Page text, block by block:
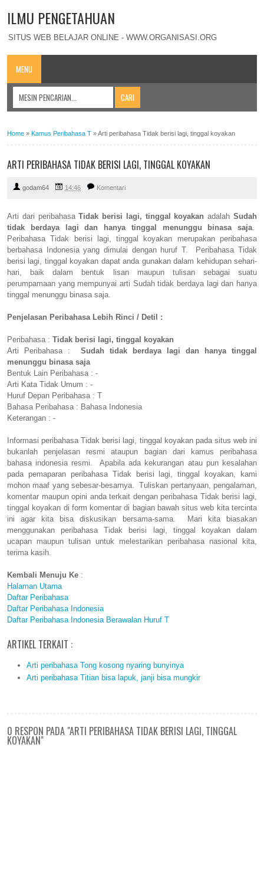
ILMU PENGETAHUAN
SITUS WEB BELAJAR ONLINE - WWW.ORGANISASI.ORG
MENU
Home » Kamus Peribahasa T »Arti peribahasa Tidak berisi lagi, tinggal koyakan
ARTI PERIBAHASA TIDAK BERISI LAGI, TINGGAL KOYAKAN
godam64 14:46 Komentari
Arti dari peribahasaTidak berisi lagi, tinggal koyakan adalahSudah
tidak berdaya lagi dan hanya tinggal menunggu binasa saja.
Peribahasa Tidak berisi lagi, tinggal koyakan merupakan peribahasa
berbahasa Indonesia yang dimulai dengan huruf T. Peribahasa Tidak
berisi lagi, tinggal koyakan dapat anda gunakan dalam kehidupan sehari-
hari, baik dalam bentuk lisan maupun tulisan sebagai suatu
perumpamaan yang mempunyai arti Sudah tidak berdaya lagi dan hanya
tinggal menunggu binasa saja.
Penjelasan Peribahasa Lebih Rinci / Detil :
Peribahasa : Tidak berisi lagi, tinggal koyakan
Arti Peribahasa : Sudah tidak berdaya lagi dan hanya tinggal
menunggu binasa saja
Bentuk Lain Peribahasa : -
Arti Kata Tidak Umum : -
Huruf Depan Peribahasa : T
Bahasa Peribahasa : Bahasa Indonesia
Keterangan : -
Informasi peribahasa Tidak berisi lagi, tinggal koyakan pada situs web ini
bukanlah penjelasan resmi ataupun bagian dari kamus peribahasa
bahasa indonesia resmi. Apabila ada kekurangan atau pun kesalahan
pada pemaparan peribahasa Tidak berisi lagi, tinggal koyakan, kami
mohon maaf yang sebesar-besarnya. Tuliskan pertanyaan, pengalaman,
komentar maupun opini anda terkait dengan peribahasa Tidak berisi lagi,
tinggal koyakan di form komentar di bagian bawah situs web kita tercinta
ini agar kita bisa diskusikan bersama-sama. Mari kita biasakan
menggunakan peribahasa Tidak berisi lagi, tinggal koyakan dalam
ucapan maupun tulisan untuk melestarikan peribahasa nasional kita,
terima kasih.
Kembali Menuju Ke :
Halaman Utama
Daftar Peribahasa
Daftar Peribahasa Indonesia
Daftar Peribahasa Indonesia Berawalan Huruf T
ARTIKEL TERKAIT :
Arti peribahasa Tong kosong nyaring bunyinya
Arti peribahasa Titian bisa lapuk, janji bisa mungkir
0 RESPON PADA "ARTI PERIBAHASA TIDAK BERISI LAGI, TINGGAL
KOYAKAN"